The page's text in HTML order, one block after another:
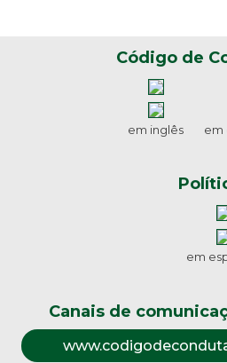
Código de
em inglês em
em
Canais de